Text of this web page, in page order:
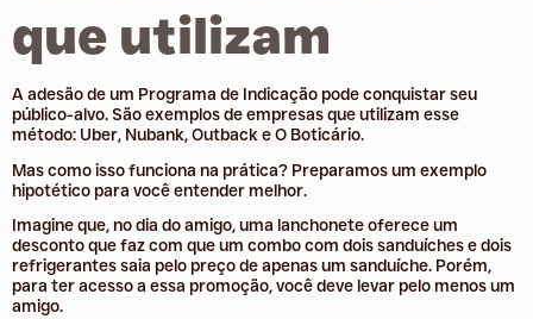
que utilizam
A adesão de um Programa de Indicação pode conquistar seu
público-alvo. São exemplos de empresas que utilizam esse
método: Uber, Nubank, Outback e O Boticário.
Mas como isso funciona na prática? Preparamos um exemplo
hipotético para você entender melhor.
Imagine que, no dia do amigo, uma lanchonete oferece um
desconto que faz com que um combo com dois sanduíches e dois
refrigerantes saia pelo preço de apenas um sanduíche. Porém,
para ter acesso a essa promoção, você deve levar pelo menos um
amigo.